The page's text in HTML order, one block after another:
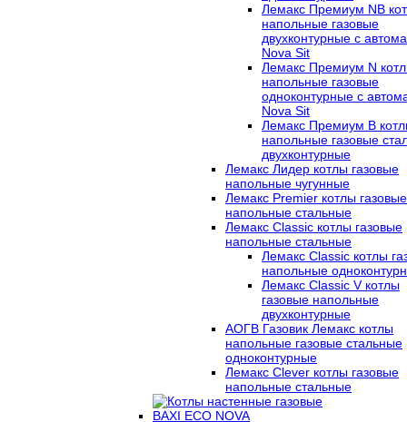
Лемакс Премиум NB
напольные газовые
двухконтурные c
Nova Sit
Лемакс Премиум N
напольные газовые
одноконтурные c
Nova Sit
Лемакс Премиум B
напольные газовые
двухконтурные
Лемакс Лидер котлы газовые
напольные чугунные
Лемакс Premier котлы газовые
напольные стальные
Лемакс Classic котлы газовые
напольные стальные
Лемакс Classic котлы
напольные
Лемакс Classic V котлы
газовые напольные
двухконтурные
АОГВ Газовик Лемакс котлы
напольные газовые стальные
одноконтурные
Лемакс Clever котлы газовые
напольные стальные